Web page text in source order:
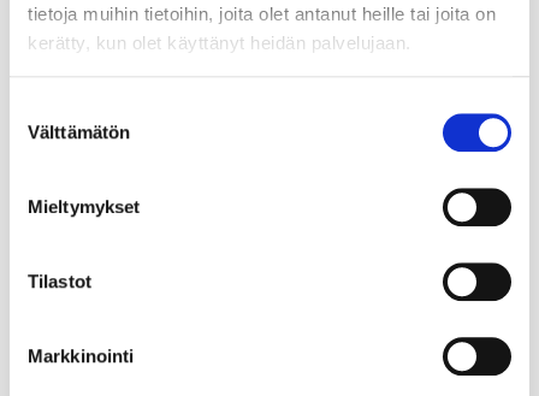
tietoja muihin tietoihin, joita olet antanut heille tai joita on
kerätty, kun olet käyttänyt heidän palvelujaan.
valinta
Välttämätön
Mieltymykset
Tilastot
Markkinointi